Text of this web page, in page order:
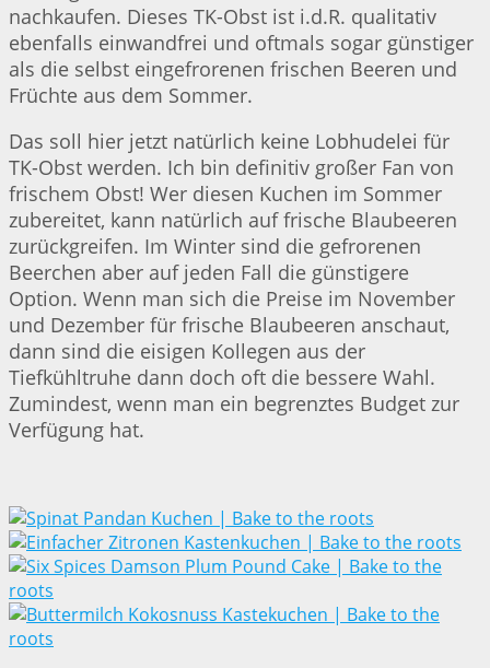
nachkaufen. Dieses TK-Obst ist i.d.R. qualitativ
ebenfalls einwandfrei und oftmals sogar günstiger
als die selbst eingefrorenen frischen Beeren und
Früchte aus dem Sommer.
Das soll hier jetzt natürlich keine Lobhudelei für
TK-Obst werden. Ich bin definitiv großer Fan von
frischem Obst! Wer diesen Kuchen im Sommer
zubereitet, kann natürlich auf frische Blaubeeren
zurückgreifen. Im Winter sind die gefrorenen
Beerchen aber auf jeden Fall die günstigere
Option. Wenn man sich die Preise im November
und Dezember für frische Blaubeeren anschaut,
dann sind die eisigen Kollegen aus der
Tiefkühltruhe dann doch oft die bessere Wahl.
Zumindest, wenn man ein begrenztes Budget zur
Verfügung hat.